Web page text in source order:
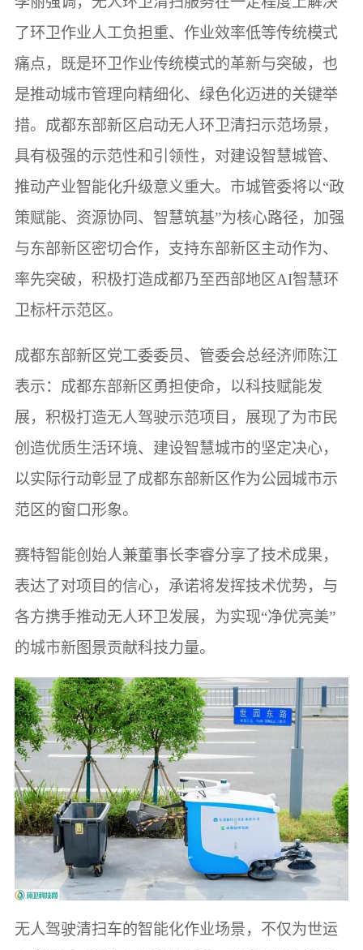
了环卫作业人工负担重、作业效率低等传统模式
痛点，既是环卫作业传统模式的革新与突破，也
是推动城市管理向精细化、绿色化迈进的关键举
措。成都东部新区启动无人环卫清扫示范场景，
具有极强的示范性和引领性，对建设智慧城管、
推动产业智能化升级意义重大。市城管委将以“政
策赋能、资源协同、智慧筑基”为核心路径，加强
与东部新区密切合作，支持东部新区主动作为、
率先突破，积极打造成都乃至西部地区AI智慧环
卫标杆示范区。
成都东部新区党工委委员、管委会总经济师陈江
表示：成都东部新区勇担使命，以科技赋能发
展，积极打造无人驾驶示范项目，展现了为市民
创造优质生活环境、建设智慧城市的坚定决心，
以实际行动彰显了成都东部新区作为公园城市示
范区的窗口形象。
赛特智能创始人兼董事长李睿分享了技术成果，
表达了对项目的信心，承诺将发挥技术优势，与
各方携手推动无人环卫发展，为实现“净优亮美”
的城市新图景贡献科技力量。
无人驾驶清扫车的智能化作业场景，不仅为世运